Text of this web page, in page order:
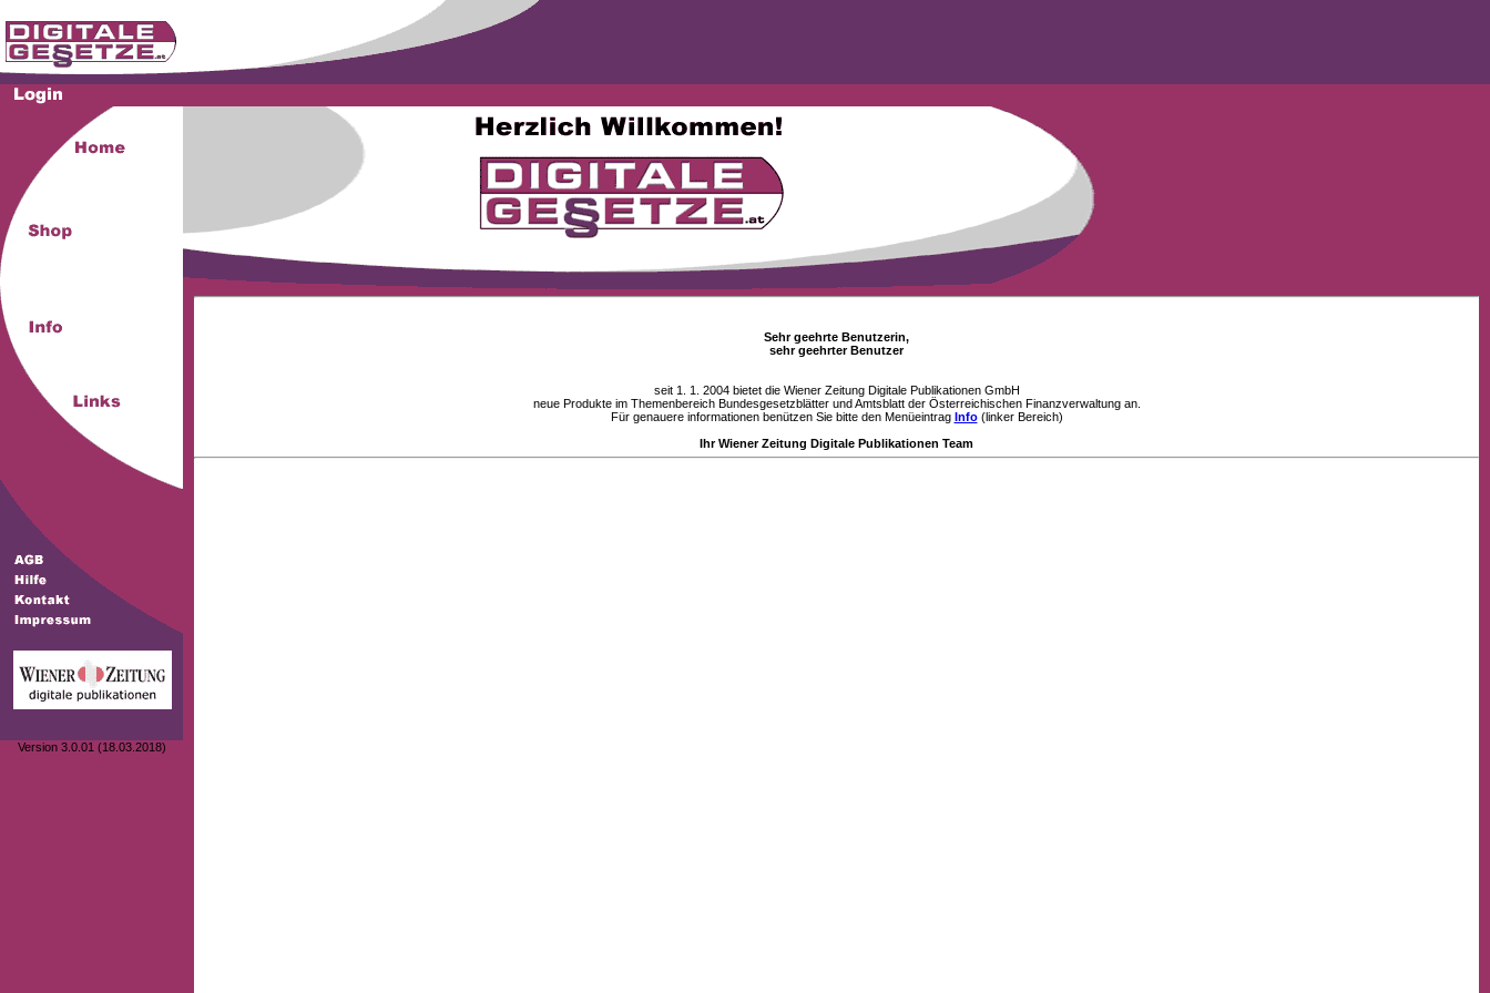
Version 3.0.01 (18.03.2018)
Sehr geehrte Benutzerin,
sehr geehrter Benutzer
seit 1. 1. 2004 bietet die Wiener Zeitung Digitale Publikationen GmbH
neue Produkte im Themenbereich Bundesgesetzblätter und Amtsblatt der Österreichischen Finanzverwaltung an.
Für genauere informationen benützen Sie bitte den Menüeintrag Info(linker Bereich)
Ihr Wiener Zeitung Digitale Publikationen Team